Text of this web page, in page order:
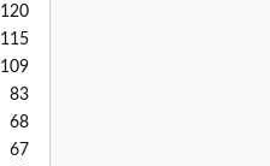
120
115
109
83
68
67